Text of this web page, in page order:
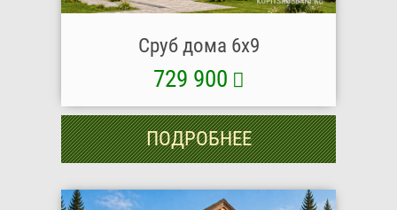
Сруб дома 6х9
729 900
ПОДРОБНЕЕ